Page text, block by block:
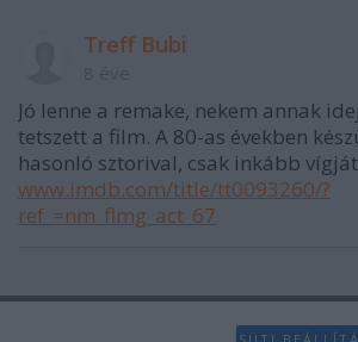
Treff Bubi
Jó lenne a remake, nekem annak
tetszett a film. A 80-as években
hasonló sztorival, csak inkább
www.imdb.com/title/tt0093260/?
ref_=nm_flmg_act_67